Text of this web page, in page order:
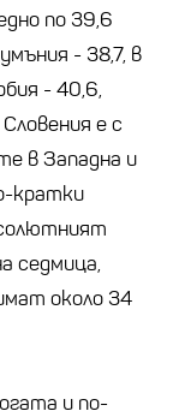
по 39,6
- 38,7, в
- 40,6,
е с
в Западна и
кратки
седмица,
около 34
и по-